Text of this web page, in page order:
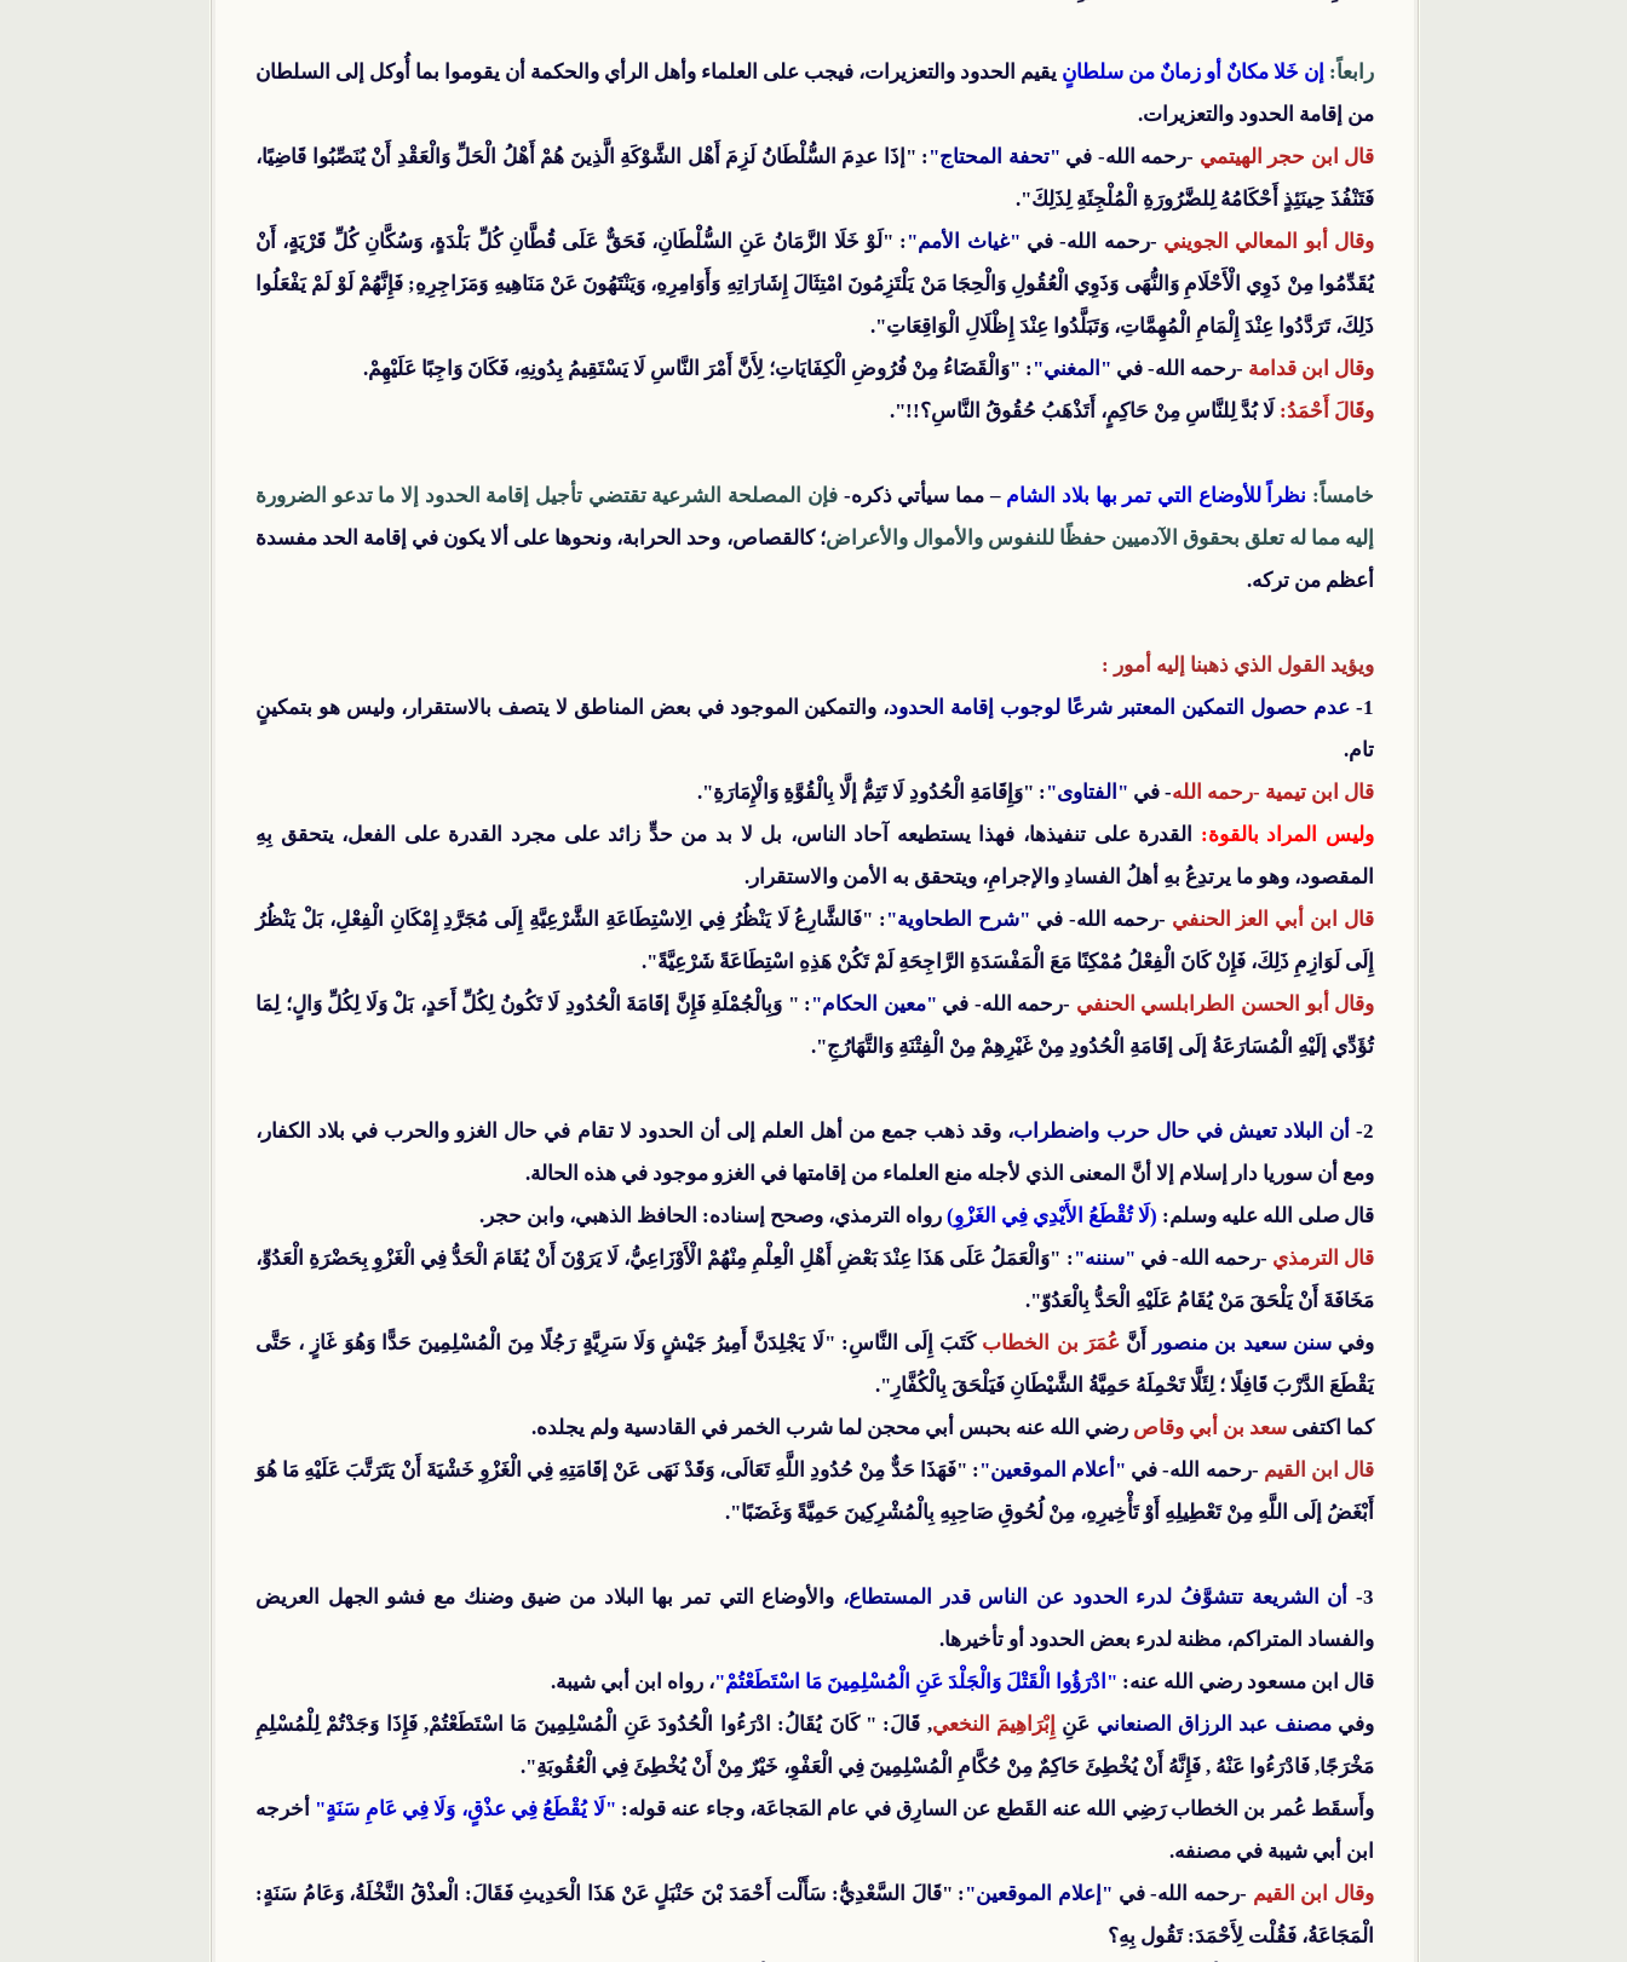
رابعاً: إن خَلا مكانٌ أو زمانٌ من سلطانٍ يقيم الحدود والتعزيرات، فيجب على العلماء وأهل الرأي والحكمة أن يقوموا بما أُوكل إلى السلطان
من إقامة الحدود والتعزيرات.
قال ابن حجر الهيتمي -رحمه الله- في "تحفة المحتاج" : "إذَا عدِمَ السُّلْطَانُ لَزِمَ أَهْل الشَّوْكَةِ الَّذِينَ هُمْ أَهْلُ الْحَلِّ وَالْعَقْدِ أَنْ يُنَصِّبُوا قَاضِيًا،
فَتَنْفُذَ حِينَئِذٍ أَحْكَامُهُ لِلضَّرُورَةِ الْمُلْجِئَةِ لِذَلِكَ".
وقال أبو المعالي الجويني -رحمه الله- في "غياث الأمم" : "لَوْ خَلَا الزَّمَانُ عَنِ السُّلْطَانِ، فَحَقٌّ عَلَى قُطَّانِ كُلِّ بَلْدَةٍ، وَسُكَّانِ كُلِّ قَرْيَةٍ، أَنْ
يُقَدِّمُوا مِنْ ذَوِي الْأَحْلَامِ وَالنُّهَى وَذَوِي الْعُقُولِ وَالْحِجَا مَنْ يَلْتَزِمُونَ امْتِثَالَ إِشَارَاتِهِ وَأَوَامِرِهِ، وَيَنْتَهُونَ عَنْ مَنَاهِيهِ وَمَزَاجِرِهِ; فَإِنَّهُمْ لَوْ لَمْ يَفْعَلُوا
ذَلِكَ، تَرَدَّدُوا عِنْدَ إِلْمَامِ الْمُهِمَّاتِ، وَتَبَلَّدُوا عِنْدَ إِظْلَالِ الْوَاقِعَاتِ".
وقال ابن قدامة -رحمه الله- في "المغني" : "وَالْقَضَاءُ مِنْ فُرُوضِ الْكِفَايَاتِ؛ لِأَنَّ أَمْرَ النَّاسِ لَا يَسْتَقِيمُ بِدُونِهِ، فَكَانَ وَاجِبًا عَلَيْهِمْ.
وقَالَ أَحْمَدُ: لَا بُدَّ لِلنَّاسِ مِنْ حَاكِمٍ، أَتَذْهَبُ حُقُوقُ النَّاسِ؟!!".
خامساً: نظراً للأوضاع التي تمر بها بلاد الشام – مما سيأتي ذكره-فإن المصلحة الشرعية تقتضي تأجيل إقامة الحدود إلا ما تدعو الضرورة
إليه مما له تعلق بحقوق الآدميين حفظًا للنفوس والأموال والأعراض؛ كالقصاص، وحد الحرابة، ونحوها على ألا يكون في إقامة الحد مفسدة
أعظم من تركه.
ويؤيد القول الذي ذهبنا إليه أمور :
1-
عدم حصول التمكين المعتبر شرعًا لوجوب إقامة الحدود، والتمكين الموجود في بعض المناطق لا يتصف بالاستقرار، وليس هو بتمكينٍ
تام.
قال ابن تيمية -رحمه الله- في "الفتاوى" : "وَإِقَامَةِ الْحُدُودِ لَا تَتِمُّ إلَّا بِالْقُوَّةِ وَالْإِمَارَةِ".
وليس المراد بالقوة:
القدرة على تنفيذها، فهذا يستطيعه آحاد الناس، بل لا بد من حدٍّ زائد على مجرد القدرة على الفعل، يتحقق بِهِ
المقصود، وهو ما يرتدِعُ بهِ أهلُ الفسادِ والإجرامِ، ويتحقق به الأمن والاستقرار.
قال ابن أبي العز الحنفي -رحمه الله- في "شرح الطحاوية" : "فَالشَّارِعُ لَا يَنْظُرُ فِي الِاسْتِطَاعَةِ الشَّرْعِيَّةِ إِلَى مُجَرَّدِ إِمْكَانِ الْفِعْلِ، بَلْ يَنْظُرُ
إِلَى لَوَازِمِ ذَلِكَ، فَإِنْ كَانَ الْفِعْلُ مُمْكِنًا مَعَ الْمَفْسَدَةِ الرَّاجِحَةِ لَمْ تَكُنْ هَذِهِ اسْتِطَاعَةً شَرْعِيَّةً".
وقال أبو الحسن الطرابلسي الحنفي -رحمه الله- في "معين الحكام" : " وَبِالْجُمْلَةِ فَإِنَّ إقَامَةَ الْحُدُودِ لَا تَكُونُ لِكُلِّ أَحَدٍ، بَلْ وَلَا لِكُلِّ وَالٍ؛ لِمَا
تُؤَدِّي إلَيْهِ الْمُسَارَعَةُ إلَى إقَامَةِ الْحُدُودِ مِنْ غَيْرِهِمْ مِنْ الْفِتْنَةِ وَالتَّهَارُجِ".
2- أن البلاد تعيش في حال حرب واضطراب، وقد ذهب جمع من أهل العلم إلى أن الحدود لا تقام في حال الغزو والحرب في بلاد الكفار،
ومع أن سوريا دار إسلام إلا أنَّ المعنى الذي لأجله منع العلماء من إقامتها في الغزو موجود في هذه الحالة.
قال صلى الله عليه وسلم: (لَا تُقْطَعُ الأَيْدِي فِي الغَزْوِ) رواه الترمذي، وصحح إسناده: الحافظ الذهبي، وابن حجر.
قال الترمذي -رحمه الله- في "سننه" : "وَالْعَمَلُ عَلَى هَذَا عِنْدَ بَعْضِ أَهْلِ الْعِلْمِ مِنْهُمْ الْأَوْزَاعِيُّ، لَا يَرَوْنَ أَنْ يُقَامَ الْحَدُّ فِي الْغَزْوِ بِحَضْرَةِ الْعَدُوِّ،
مَخَافَةَ أَنْ يَلْحَقَ مَنْ يُقَامُ عَلَيْهِ الْحَدُّ بِالْعَدُوّ".
وفيسنن سعيد بن منصور أَنَّعُمَرَ بن الخطاب كَتَبَ إِلَى النَّاسِ: "لَا يَجْلِدَنَّ أَمِيرُ جَيْشٍ وَلَا سَرِيَّةٍ رَجُلًا مِنَ الْمُسْلِمِينَ حَدًّا وَهُوَ غَازٍ ، حَتَّى
يَقْطَعَ الدَّرْبَ قَافِلًا ؛ لِئَلَّا تَحْمِلَهُ حَمِيَّةُ الشَّيْطَانِ فَيَلْحَقَ بِالْكُفَّارِ".
كما اكتفى سعد بن أبي وقاص رضي الله عنه بحبس أبي محجن لما شرب الخمر في القادسية ولم يجلده.
قال ابن القيم -رحمه الله- في "أعلام الموقعين" : "فَهَذَا حَدٌّ مِنْ حُدُودِ اللَّهِ تَعَالَى، وَقَدْ نَهَى عَنْ إقَامَتِهِ فِي الْغَزْوِ خَشْيَةَ أَنْ يَتَرَتَّبَ عَلَيْهِ مَا هُوَ
أَبْغَضُ إلَى اللَّهِ مِنْ تَعْطِيلِهِ أَوْ تَأْخِيرِهِ، مِنْ لُحُوقِ صَاحِبِهِ بِالْمُشْرِكِينَ حَمِيَّةً وَغَضَبًا".
3- أن الشريعة تتشوَّفُ لدرء الحدود عن الناس قدر المستطاع، والأوضاع التي تمر بها البلاد من ضيق وضنك مع فشو الجهل العريض
والفساد المتراكم، مظنة لدرء بعض الحدود أو تأخيرها.
قال ابن مسعود رضي الله عنه: "ادْرَؤُوا الْقَتْلَ وَالْجَلْدَ عَنِ الْمُسْلِمِينَ مَا اسْتَطَعْتُمْ"، رواه ابن أبي شيبة.
وفي مصنف عبد الرزاق الصنعاني عَنِ إِبْرَاهِيمَ النخعي, قَالَ: " كَانَ يُقَالُ: ادْرَءُوا الْحُدُودَ عَنِ الْمُسْلِمِينَ مَا اسْتَطَعْتُمْ, فَإِذَا وَجَدْتُمْ لِلْمُسْلِمِ
مَخْرَجًا, فَادْرَءُوا عَنْهُ , فَإِنَّهُ أَنْ يُخْطِئَ حَاكِمٌ مِنْ حُكَّامِ الْمُسْلِمِينَ فِي الْعَفْوِ، خَيْرٌ مِنْ أَنْ يُخْطِئَ فِي الْعُقُوبَةِ".
وأَسقَط عُمر بن الخطاب رَضِي الله عنه القَطع عن السارِق في عام المَجاعَة، وجاء عنه قوله: "لَا يُقْطَعُ فِي عذْقٍ، وَلَا فِي عَامِ سَنَةٍ"
أخرجه
ابن أبي شيبة في مصنفه.
وقال ابن القيم -رحمه الله- في "إعلام الموقعين" : "قَالَ السَّعْدِيُّ: سَأَلْت أَحْمَدَ بْنَ حَنْبَلٍ عَنْ هَذَا الْحَدِيثِ فَقَالَ: الْعذْقُ النَّخْلَةُ، وَعَامُ سَنَةٍ:
الْمَجَاعَةُ، فَقُلْت لِأَحْمَدَ: تَقُول بِهِ؟